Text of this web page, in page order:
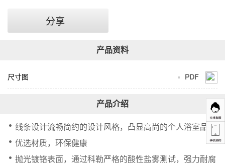
分享
PDF
尺寸图
线条设计流畅简约的设计风格，凸显高尚的个人浴室品味
优选材质，环保健康
抛光镀铬表面，通过科勒严格的酸性盐雾测试，强力耐腐